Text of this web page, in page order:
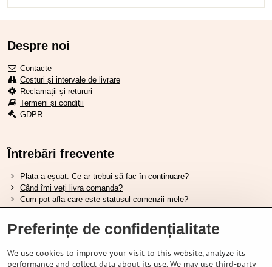
Despre noi
Contacte
Costuri și intervale de livrare
Reclamații și retururi
Termeni și condiții
GDPR
Întrebări frecvente
Plata a eșuat. Ce ar trebui să fac în continuare?
Când îmi veți livra comanda?
Cum pot afla care este statusul comenzii mele?
Vreau să îmi schimb comanda. Cum pot face asta?
Tabela de dimensiuni pentru încălțămintea Shimano.
Preferințe de confidențialitate
We use cookies to improve your visit to this website, analyze its
performance and collect data about its use. We may use third-party